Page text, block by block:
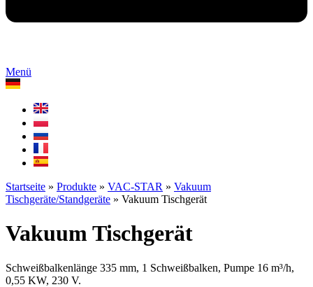
Menü
Startseite » Produkte » VAC-STAR » Vakuum
Tischgeräte/Standgeräte » Vakuum Tischgerät
Vakuum Tischgerät
Schweißbalkenlänge 335 mm, 1 Schweißbalken, Pumpe 16 m³/h,
0,55 KW, 230 V.